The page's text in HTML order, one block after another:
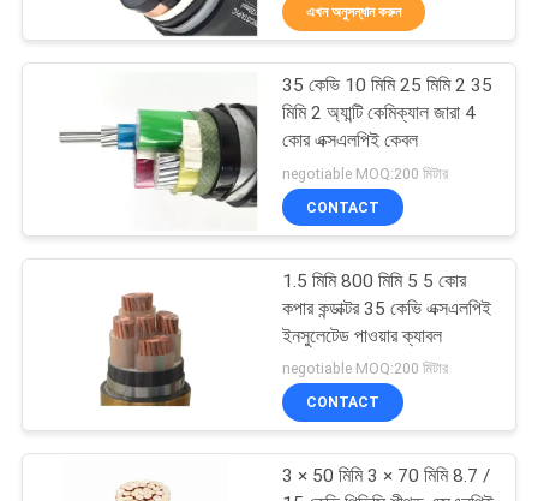
উদ্ধৃতির
জন্য
ম্যাপ
যৌগিক শক্তি তারগুলি
10
এইচভি পাওয়ার কেবল
এখন অনুসন্ধান করুন
35 কেভি 10 মিমি 25 মিমি 2 35
মিমি 2 অ্যান্টি কেমিক্যাল জারা 4
কোর এক্সএলপিই কেবল
negotiable MOQ:200 মিটার
CONTACT
1.5 মিমি 800 মিমি 5 5 কোর
কপার কন্ডাক্টর 35 কেভি এক্সএলপিই
ইনসুলেটেড পাওয়ার ক্যাবল
negotiable MOQ:200 মিটার
CONTACT
3 × 50 মিমি 3 × 70 মিমি 8.7 /